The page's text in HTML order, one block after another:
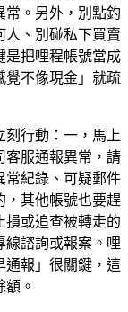
常。另外，別點釣
人、別碰私下買賣
是把哩程帳號當成
覺不像現金」就疏
刻行動：一，馬上
客服通報異常，請
常紀錄、可疑郵件
，其他帳號也要趕
或追查被轉走的
線諮詢或報案。哩
通報」很關鍵，這
。